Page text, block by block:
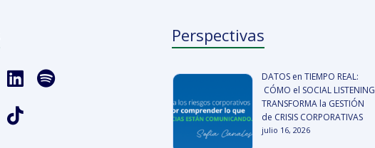
Perspectivas
DATOS en TIEMPO REAL:
CÓMO el SOCIAL LISTENING
TRANSFORMA la GESTIÓN
de CRISIS CORPORATIVAS
julio 16, 2026